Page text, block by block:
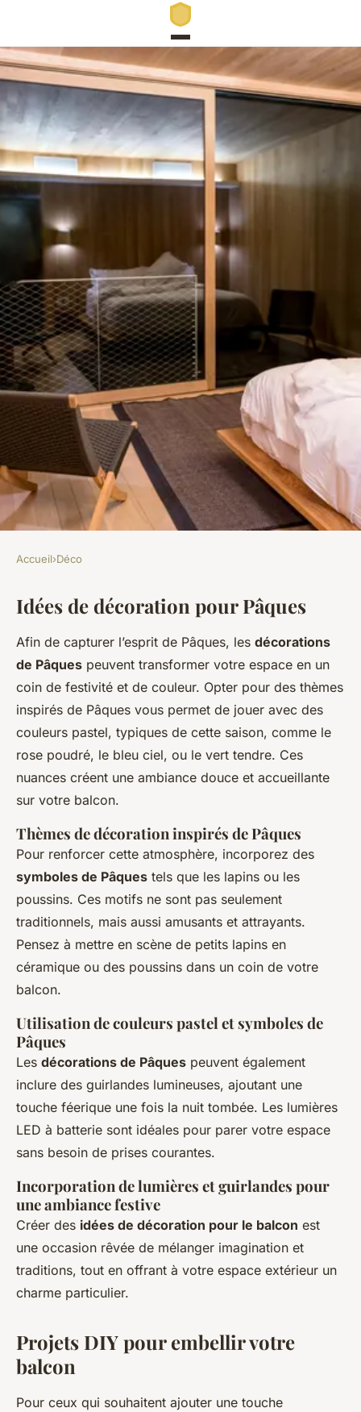
Transformer son balcon pour
Pâques : idées et astuces
Elise •10 mars 2025•6 min de lecture
Accueil›Déco
Idées de décoration pour Pâques
Afin de capturer l’esprit de Pâques, les décorations
de Pâques peuvent transformer votre espace en un
coin de festivité et de couleur. Opter pour des thèmes
inspirés de Pâques vous permet de jouer avec des
couleurs pastel, typiques de cette saison, comme le
rose poudré, le bleu ciel, ou le vert tendre. Ces
nuances créent une ambiance douce et accueillante
sur votre balcon.
Thèmes de décoration inspirés de Pâques
Pour renforcer cette atmosphère, incorporez des
symboles de Pâques tels que les lapins ou les
poussins. Ces motifs ne sont pas seulement
traditionnels, mais aussi amusants et attrayants.
Pensez à mettre en scène de petits lapins en
céramique ou des poussins dans un coin de votre
balcon.
Utilisation de couleurs pastel et symboles de
Pâques
Les décorations de Pâques peuvent également
inclure des guirlandes lumineuses, ajoutant une
touche féerique une fois la nuit tombée. Les lumières
LED à batterie sont idéales pour parer votre espace
sans besoin de prises courantes.
Incorporation de lumières et guirlandes pour
une ambiance festive
Créer des idées de décoration pour le balcon est
une occasion rêvée de mélanger imagination et
traditions, tout en offrant à votre espace extérieur un
charme particulier.
Projets DIY pour embellir votre
balcon
Pour ceux qui souhaitent ajouter une touche